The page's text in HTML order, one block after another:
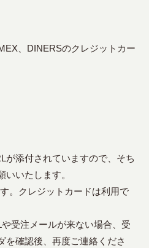
、DINERSのクレジットカー
が添付されていますので、そち
いいたします。
。クレジットカードは利用で
受注メールが来ない場合、受
を確認後、再度ご連絡くださ